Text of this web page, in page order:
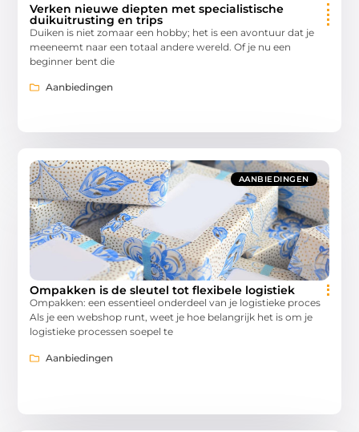
Verken nieuwe diepten met specialistische
duikuitrusting en trips
Duiken is niet zomaar een hobby; het is een avontuur dat je
meeneemt naar een totaal andere wereld. Of je nu een
beginner bent die
Aanbiedingen
AANBIEDINGEN
Ompakken is de sleutel tot flexibele logistiek
Ompakken: een essentieel onderdeel van je logistieke proces
Als je een webshop runt, weet je hoe belangrijk het is om je
logistieke processen soepel te
Aanbiedingen